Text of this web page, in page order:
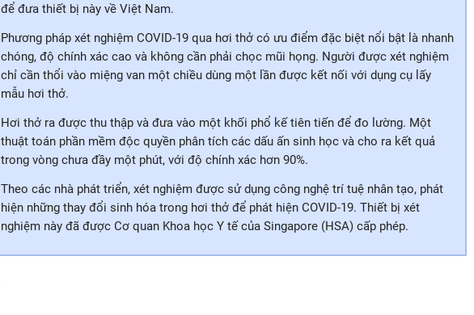
để đưa thiết bị này về Việt Nam.
Phương pháp xét nghiệm COVID-19 qua hơi thở có ưu điểm đặc biệt nổi bật là nhanh
chóng, độ chính xác cao và không cần phải chọc mũi họng. Người được xét nghiệm
chỉ cần thổi vào miệng van một chiều dùng một lần được kết nối với dụng cụ lấy
mẫu hơi thở.
Hơi thở ra được thu thập và đưa vào một khối phổ kế tiên tiến để đo lường. Một
thuật toán phần mềm độc quyền phân tích các dấu ấn sinh học và cho ra kết quả
trong vòng chưa đầy một phút, với độ chính xác hơn 90%.
Theo các nhà phát triển, xét nghiệm được sử dụng công nghệ trí tuệ nhân tạo, phát
hiện những thay đổi sinh hóa trong hơi thở để phát hiện COVID-19. Thiết bị xét
nghiệm này đã được Cơ quan Khoa học Y tế của Singapore (HSA) cấp phép.